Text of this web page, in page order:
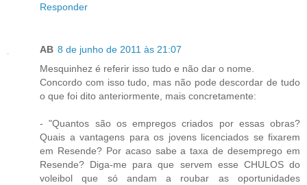
Responder
AB 8 de junho de 2011 às 21:07
Mesquinhez é referir isso tudo e não dar o nome.
Concordo com isso tudo, mas não pode descordar de tudo
o que foi dito anteriormente, mais concretamente:
- "Quantos são os empregos criados por essas obras?
Quais a vantagens para os jovens licenciados se fixarem
em Resende? Por acaso sabe a taxa de desemprego em
Resende? Diga-me para que servem esse CHULOS do
voleibol que só andam a roubar as oportunidades